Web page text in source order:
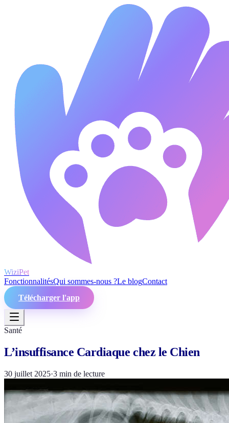
WiziPet
FonctionnalitésQui sommes-nous ?Le blogContact
Télécharger l'app
Santé
L’insuffisance Cardiaque chez le Chien
30 juillet 2025·3 min de lecture